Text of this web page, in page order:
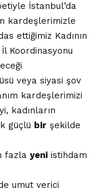
İstanbul’da
kardeşlerimizle
ettiğimiz Kadının
Koordinasyonu
veya siyasi şov
kardeşlerimizi
kadınların
güçlü bir şekilde
fazla yeni istihdam
umut verici